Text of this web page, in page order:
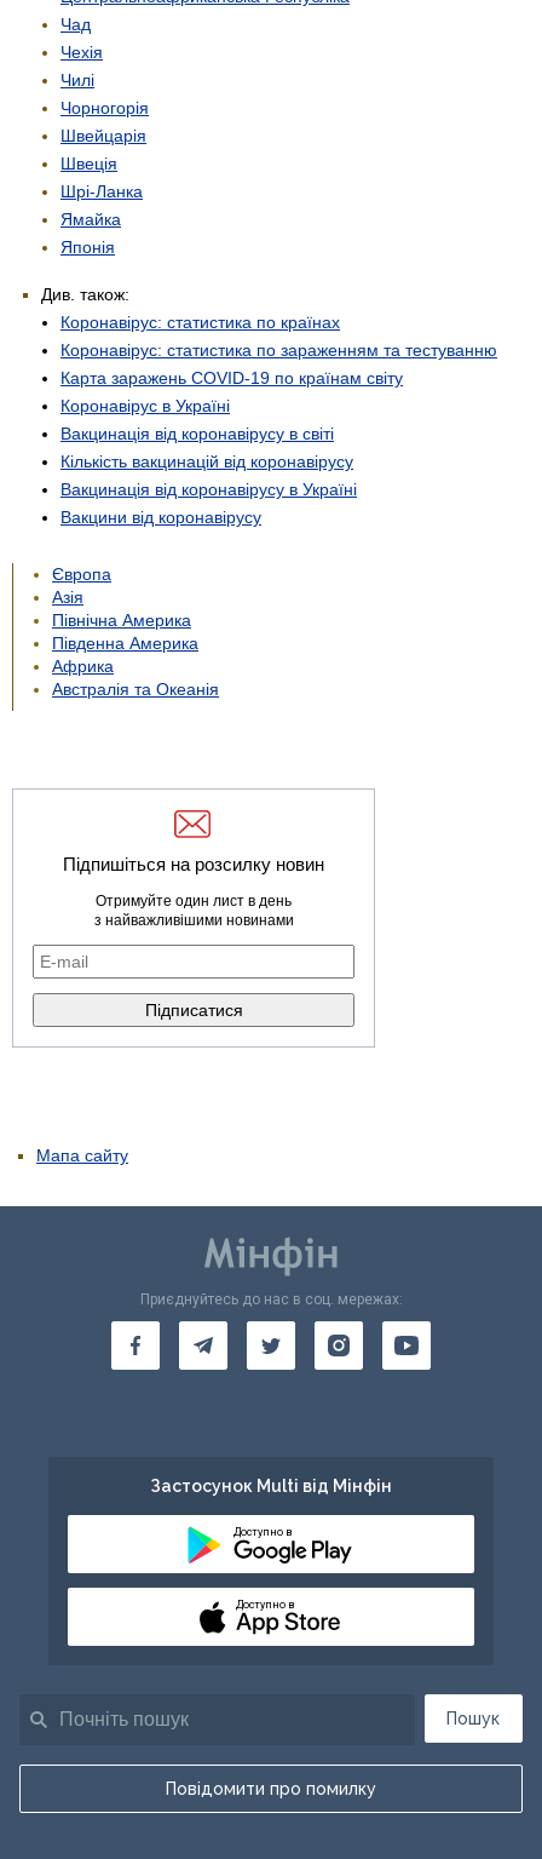
Чад
Чехія
Чилі
Чорногорія
Швейцарія
Швеція
Шрі-Ланка
Ямайка
Японія
Див. також:
Коронавірус: статистика по країнах
Коронавірус: статистика по зараженням та тестуванню
Карта заражень COVID-19 по країнам світу
Коронавірус в Україні
Вакцинація від коронавірусу в світі
Кількість вакцинацій від коронавірусу
Вакцинація від коронавірусу в Україні
Вакцини від коронавірусу
Європа
Азія
Північна Америка
Південна Америка
Африка
Австралія та Океанія
Підпишіться на розсилку новин
Отримуйте один лист в день
з найважливішими новинами
Мапа сайту
Пошук
Повідомити про помилку
Приєднуйтесь до нас в соц. мережах:
Застосунок Multi від Мінфін
Доступно в
Доступно в